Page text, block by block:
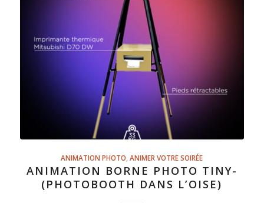
ANIMATION PHOTO ,ANIMER VOTRE SOIRÉE
ANIMATION BORNE PHOTO TINY-
(PHOTOBOOTH DANS L’OISE)